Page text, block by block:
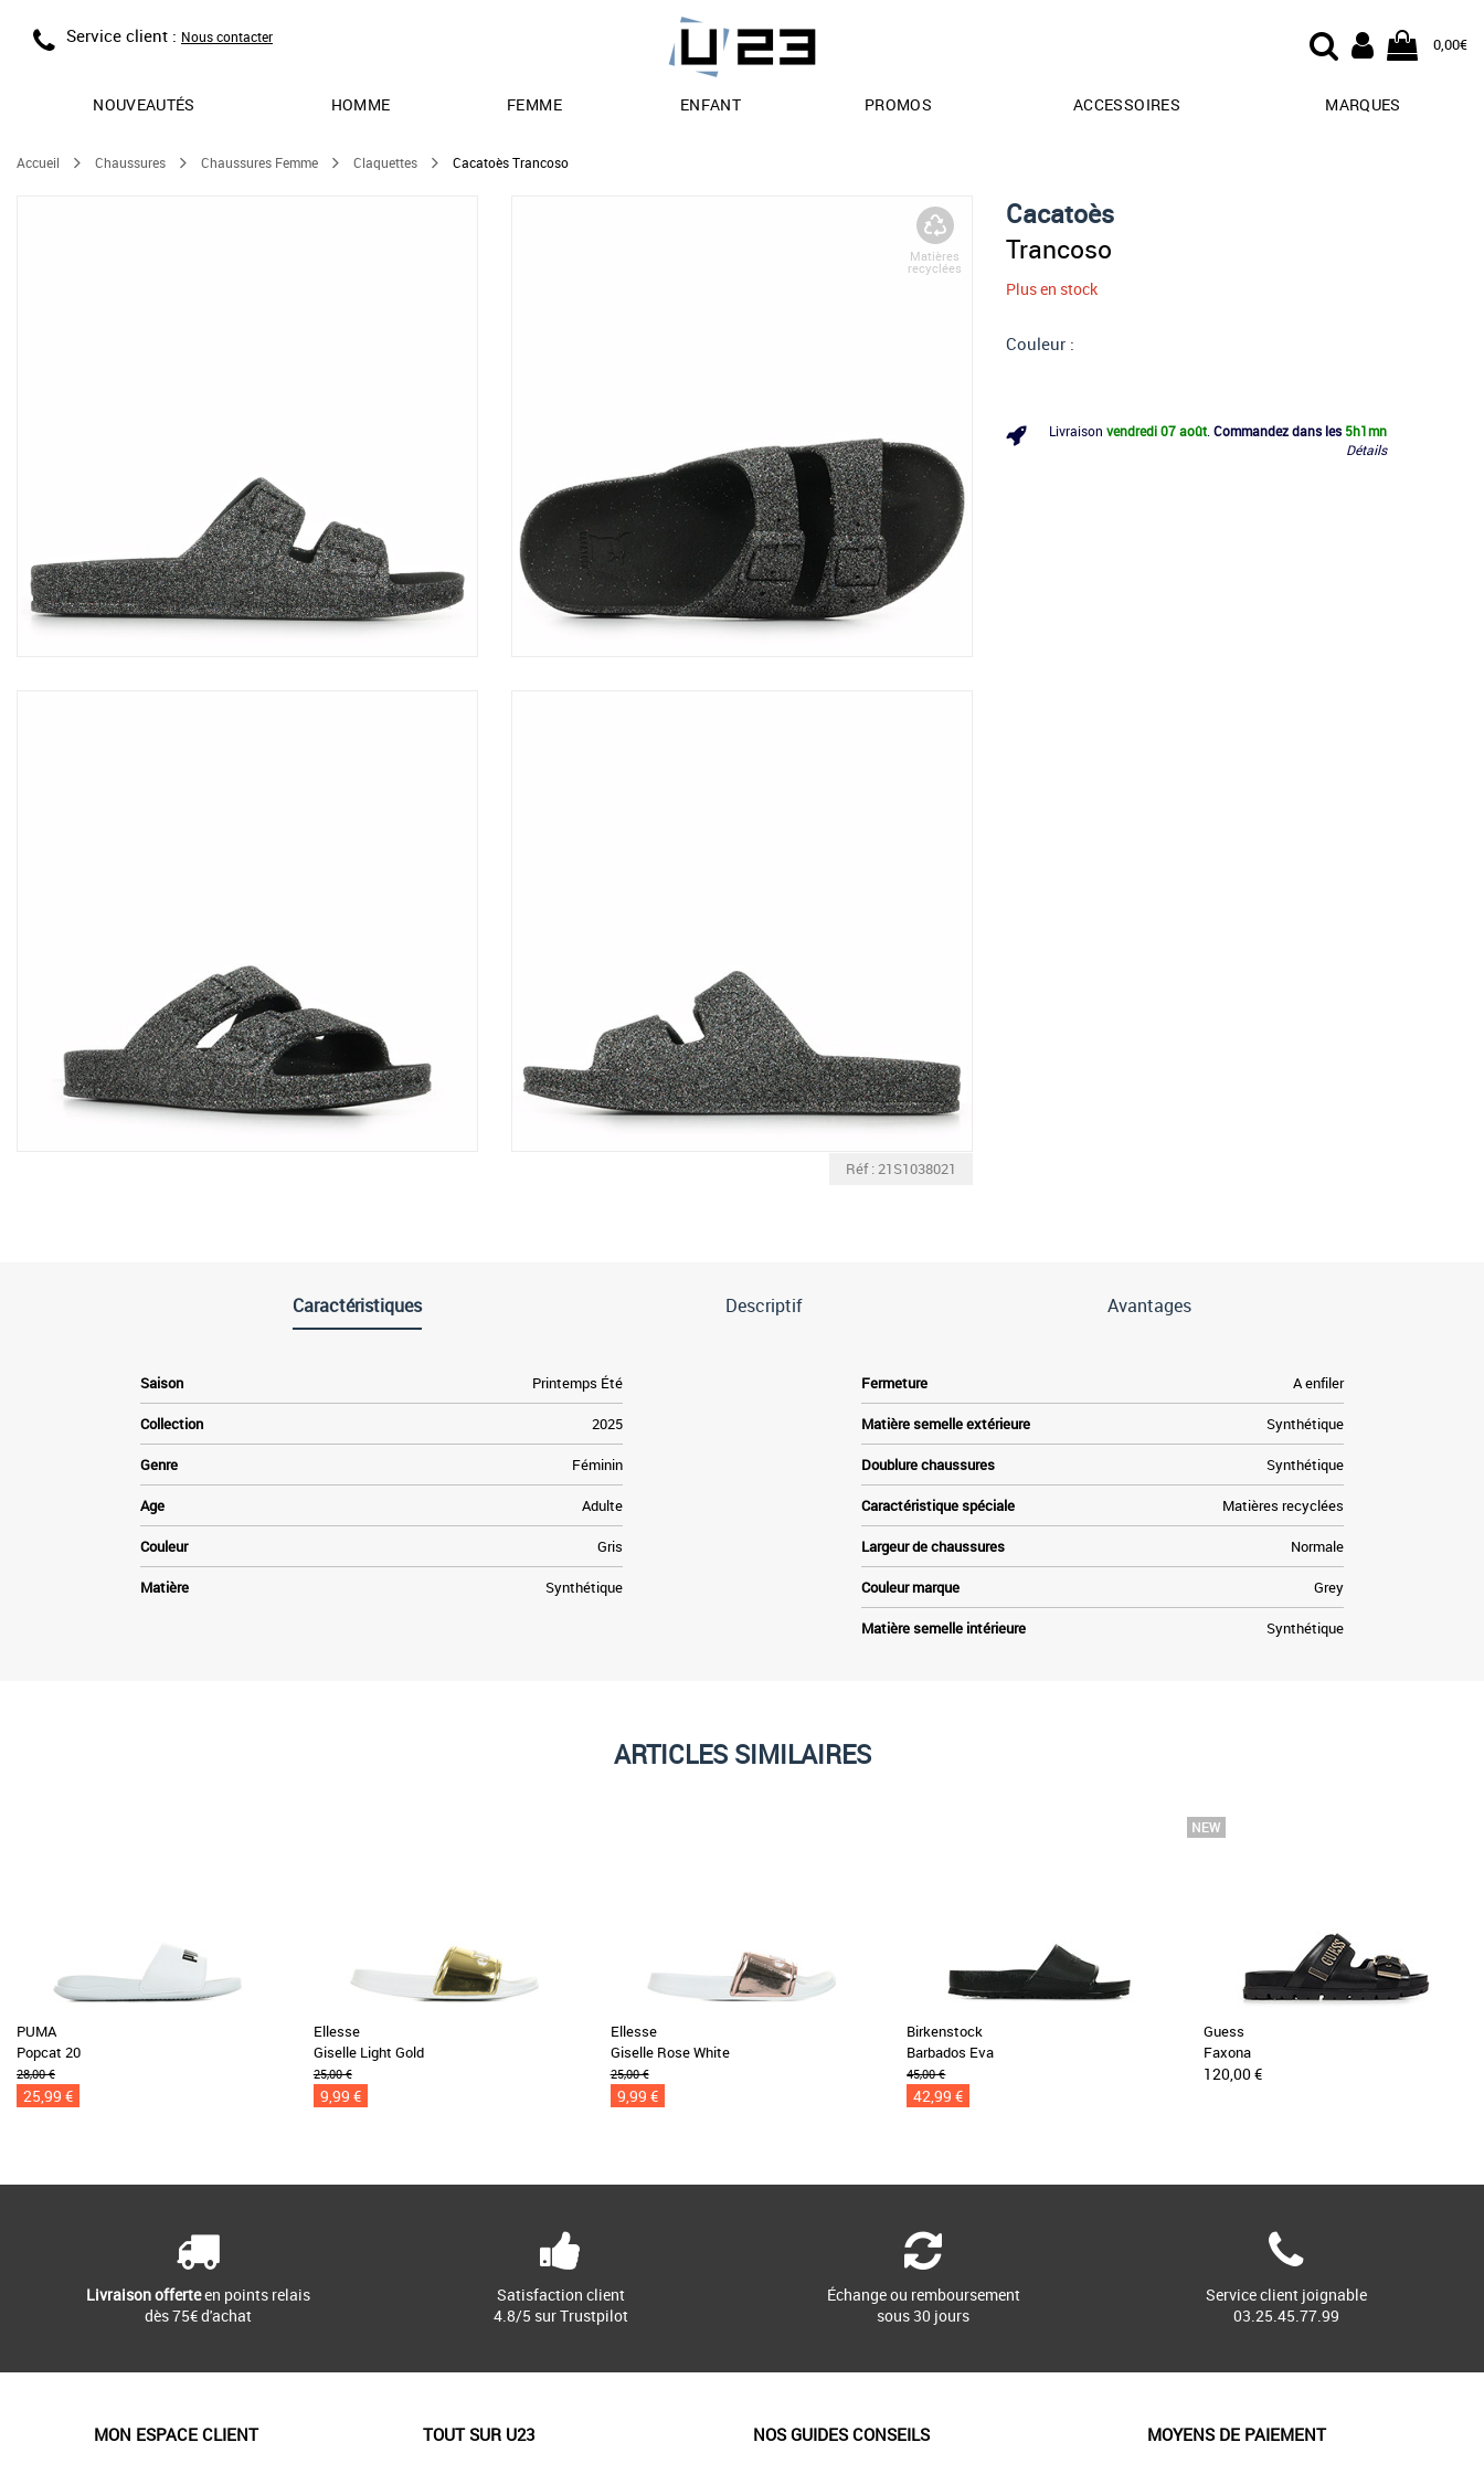
Service client : Nous contacter 0,00€
NOUVEAUTÉS HOMME FEMME ENFANT PROMOS ACCESSOIRES MARQUES
Accueil Chaussures Chaussures Femme Claquettes Cacatoès Trancoso
Matières
recyclées
Réf : 21S1038021
Cacatoès
Trancoso
Plus en stock
Couleur :
Livraison vendredi 07 août Commandez dans les 5h1mn
Détails
Caractéristiques Descriptif Avantages
Saison Printemps Été
Collection 2025
Genre Féminin
Age Adulte
Couleur Gris
Matière Synthétique
Fermeture A enfiler
Matière semelle extérieure Synthétique
Doublure chaussures Synthétique
Caractéristique spéciale Matières recyclées
Largeur de chaussures Normale
Couleur marque Grey
Matière semelle intérieure Synthétique
ARTICLES SIMILAIRES
PUMA
Popcat 20
28,00 €
25,99 €
Ellesse
Giselle Light Gold
25,00 €
9,99 €
Ellesse
Giselle Rose White
25,00 €
9,99 €
Birkenstock
Barbados Eva
45,00 €
42,99 €
Guess
Faxona
120,00 €
Livraison offerteen points relais
dès 75€ d'achat
Satisfaction client
4.8/5 sur Trustpilot
Échange ou remboursement
sous 30 jours
Service client joignable
03.25.45.77.99
MON ESPACE CLIENT TOUT SUR U23 NOS GUIDES CONSEILS MOYENS DE PAIEMENT